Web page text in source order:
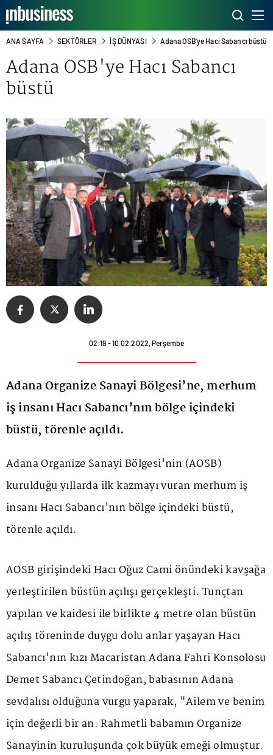
ANA SAYFA SEKTÖRLER İŞ DÜNYASI Adana OSB'ye Hacı Sabancı büstü
Adana OSB'ye Hacı Sabancı
büstü
02:19 - 10.02.2022, Perşembe
Adana Organize Sanayi Bölgesi’ne, merhum
iş insanı Hacı Sabancı’nın bölge içindeki
büstü, törenle açıldı.
Adana Organize Sanayi Bölgesi'nin (AOSB)
kurulduğu yıllarda ilk kazmayı vuran merhum iş
insanı Hacı Sabancı'nın bölge içindeki büstü,
törenle açıldı.
AOSB girişindeki Hacı Oğuz Cami önündeki kavşağa
yerleştirilen büstün açılışı gerçekleşti. Tunçtan
yapılan ve kaidesi ile birlikte 4 metre olan büstün
açılış töreninde duygu dolu anlar yaşayan Hacı
Sabancı'nın kızı Macaristan Adana Fahri Konsolosu
Demet Sabancı Çetindoğan, babasının Adana
sevdalısı olduğuna vurgu yaparak, "Ailem ve benim
için değerli bir an. Rahmetli babamın Organize
Sanayinin kuruluşunda çok büyük emeği olmuştur.